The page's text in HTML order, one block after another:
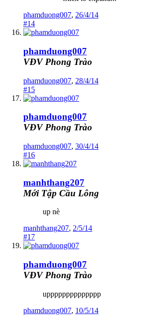
phamduong007, 26/4/14
#14
phamduong007
VĐV Phong Trào
phamduong007, 28/4/14
#15
phamduong007
VĐV Phong Trào
phamduong007, 30/4/14
#16
manhthang207
Mới Tập Cầu Lông
up nè
manhthang207, 2/5/14
#17
phamduong007
VĐV Phong Trào
upppppppppppppp
phamduong007, 10/5/14